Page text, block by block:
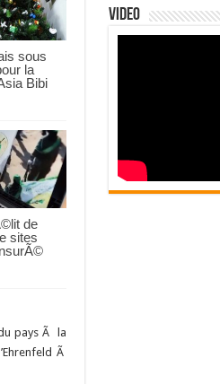
sous
la
Bibi
de
sites
pays Ã la
Ã
Video